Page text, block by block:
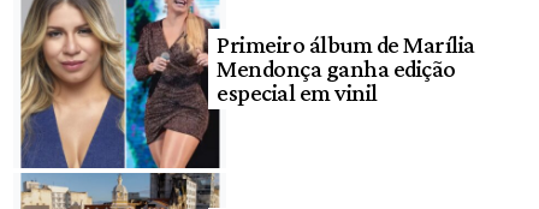
Primeiro álbum de Marília
Mendonça ganha edição
especial em vinil